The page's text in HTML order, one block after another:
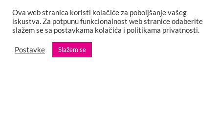
IMPRESSUM O NAMA
Copyright © 2013 - 2025 FBL creative. Sva prava zadržana. Developed by:
XStreamThemes
Ova web stranica koristi kolačiće za poboljšanje vašeg
iskustva. Za potpunu funkcionalnost web stranice odaberite
slažem se sa postavkama kolačića i politikama privatnosti.
Postavke Slažem se